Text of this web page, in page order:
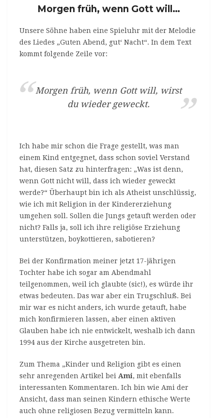
Morgen früh, wenn Gott will…
Unsere Söhne haben eine Spieluhr mit der Melodie
des Liedes „Guten Abend, gut‘ Nacht“. In dem Text
kommt folgende Zeile vor:
Morgen früh, wenn Gott will, wirst
du wieder geweckt.
Ich habe mir schon die Frage gestellt, was man
einem Kind entgegnet, dass schon soviel Verstand
hat, diesen Satz zu hinterfragen: „Was ist denn,
wenn Gott nicht will, dass ich wieder geweckt
werde?“ Überhaupt bin ich als Atheist unschlüssig,
wie ich mit Religion in der Kindererziehung
umgehen soll. Sollen die Jungs getauft werden oder
nicht? Falls ja, soll ich ihre religiöse Erziehung
unterstützen, boykottieren, sabotieren?
Bei der Konfirmation meiner jetzt 17-jährigen
Tochter habe ich sogar am Abendmahl
teilgenommen, weil ich glaubte (sic!), es würde ihr
etwas bedeuten. Das war aber ein Trugschluß. Bei
mir war es nicht anders, ich wurde getauft, habe
mich konfirmieren lassen, aber einen aktiven
Glauben habe ich nie entwickelt, weshalb ich dann
1994 aus der Kirche ausgetreten bin.
Zum Thema „Kinder und Religion gibt es einen
sehr anregenden Artikel bei Ami, mit ebenfalls
interessanten Kommentaren. Ich bin wie Ami der
Ansicht, dass man seinen Kindern ethische Werte
auch ohne religiosen Bezug vermitteln kann.